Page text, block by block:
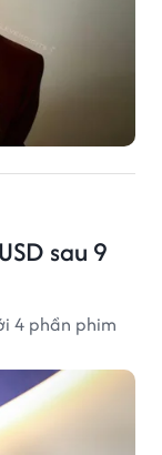
sau 9
4 phần phim